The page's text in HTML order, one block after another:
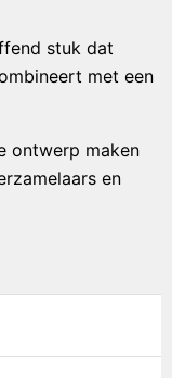
stuk dat
met een
ontwerp maken
en